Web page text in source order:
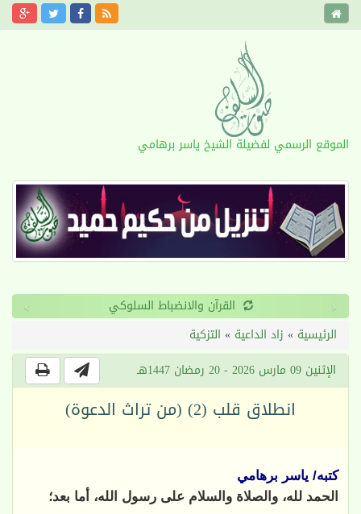
الموقع الرسمي لفضيلة الشيخ ياسر برهامي
القرآن والانضباط السلوكي ‹
›
الرئيسية » زاد الداعية » التزكية
الإثنين 09 مارس 2026 - 20 رمضان 1447هـ
انطلاق قلب (2) (من تراث الدعوة)
كتبه/ ياسر برهامي
الحمد لله، والصلاة والسلام على رسول الله، أما بعد؛